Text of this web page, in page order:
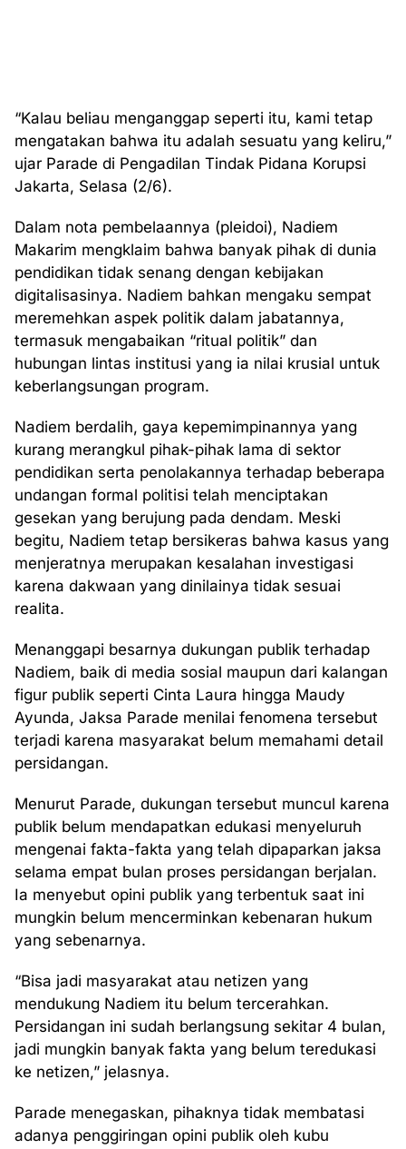
“Kalau beliau menganggap seperti itu, kami tetap
mengatakan bahwa itu adalah sesuatu yang keliru,”
ujar Parade di Pengadilan Tindak Pidana Korupsi
Jakarta, Selasa (2/6).
Dalam nota pembelaannya (pleidoi), Nadiem
Makarim mengklaim bahwa banyak pihak di dunia
pendidikan tidak senang dengan kebijakan
digitalisasinya. Nadiem bahkan mengaku sempat
meremehkan aspek politik dalam jabatannya,
termasuk mengabaikan “ritual politik” dan
hubungan lintas institusi yang ia nilai krusial untuk
keberlangsungan program.
Nadiem berdalih, gaya kepemimpinannya yang
kurang merangkul pihak-pihak lama di sektor
pendidikan serta penolakannya terhadap beberapa
undangan formal politisi telah menciptakan
gesekan yang berujung pada dendam. Meski
begitu, Nadiem tetap bersikeras bahwa kasus yang
menjeratnya merupakan kesalahan investigasi
karena dakwaan yang dinilainya tidak sesuai
realita.
Menanggapi besarnya dukungan publik terhadap
Nadiem, baik di media sosial maupun dari kalangan
figur publik seperti Cinta Laura hingga Maudy
Ayunda, Jaksa Parade menilai fenomena tersebut
terjadi karena masyarakat belum memahami detail
persidangan.
Menurut Parade, dukungan tersebut muncul karena
publik belum mendapatkan edukasi menyeluruh
mengenai fakta-fakta yang telah dipaparkan jaksa
selama empat bulan proses persidangan berjalan.
Ia menyebut opini publik yang terbentuk saat ini
mungkin belum mencerminkan kebenaran hukum
yang sebenarnya.
“Bisa jadi masyarakat atau netizen yang
mendukung Nadiem itu belum tercerahkan.
Persidangan ini sudah berlangsung sekitar 4 bulan,
jadi mungkin banyak fakta yang belum teredukasi
ke netizen,” jelasnya.
Parade menegaskan, pihaknya tidak membatasi
adanya penggiringan opini publik oleh kubu